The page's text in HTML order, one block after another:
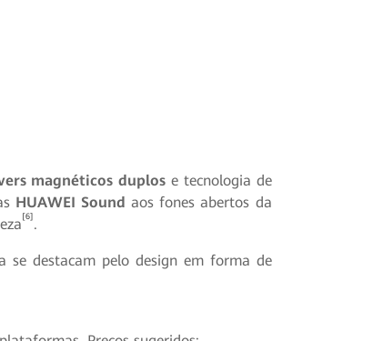
magnéticos duplos e tecnologia de
HUAWEI Sound aos fones abertos da
[6] .
se destacam pelo design em forma de